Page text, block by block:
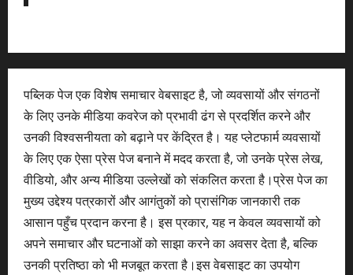
पब्लिक पेज एक विशेष समाचार वेबसाइट है, जो व्यवसायों और संगठनों
के लिए उनके मीडिया कवरेज को प्रभावी ढंग से प्रदर्शित करने और
उनकी विश्वसनीयता को बढ़ाने पर केंद्रित है। यह प्लेटफार्म व्यवसायों
के लिए एक ऐसा प्रेस पेज बनाने में मदद करता है, जो उनके प्रेस लेख,
वीडियो, और अन्य मीडिया उल्लेखों को संकलित करता है।प्रेस पेज का
मुख्य उद्देश्य पत्रकारों और आगंतुकों को प्रासंगिक जानकारी तक
आसान पहुँच प्रदान करना है। इस प्रकार, यह न केवल व्यवसायों को
अपने समाचार और घटनाओं को साझा करने का अवसर देता है, बल्कि
उनकी प्रतिष्ठा को भी मजबूत करता है।इस वेबसाइट का उपयोग